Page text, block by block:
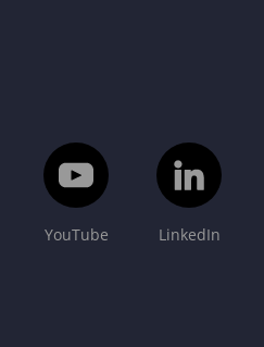
YouTube LinkedIn